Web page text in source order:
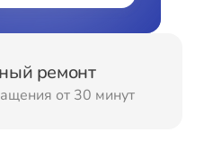
ремонт
от 30 минут